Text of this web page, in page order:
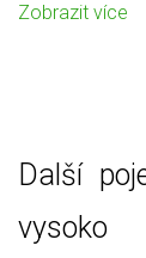
Zobrazit více
Další
vysoko